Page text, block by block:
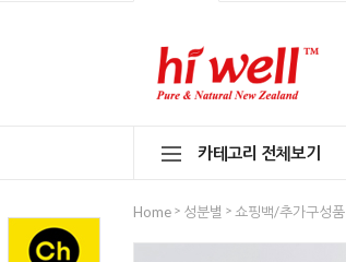
카테고리 전체보기
Home > 성분별 > 쇼핑백/추가구성품